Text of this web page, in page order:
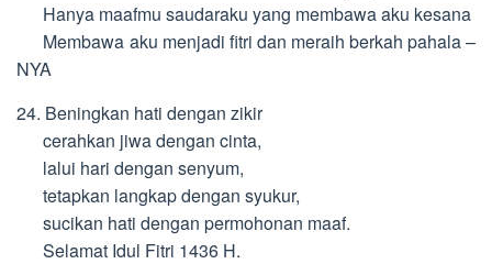
Hanya maafmu saudaraku yang membawa aku kesana
Membawa aku menjadi fitri dan meraih berkah pahala –
NYA
24. Beningkan hati dengan zikir
cerahkan jiwa dengan cinta,
lalui hari dengan senyum,
tetapkan langkap dengan syukur,
sucikan hati dengan permohonan maaf.
Selamat Idul Fitri 1436 H.